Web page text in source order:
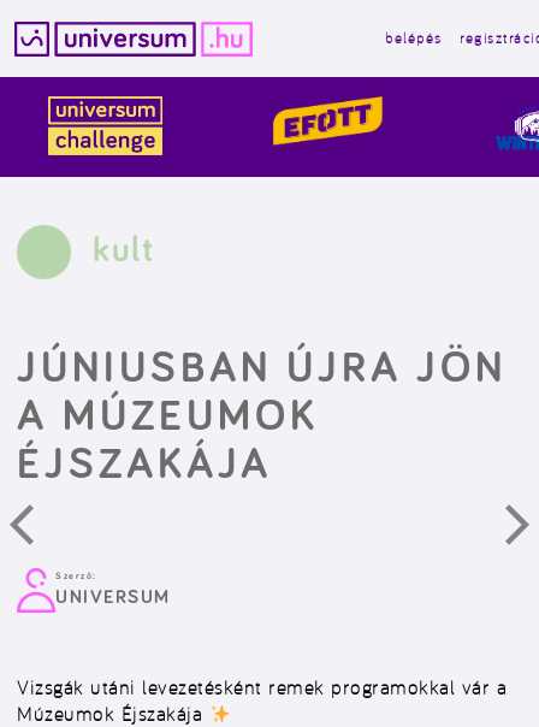
tartalomba
belépés
kult
JÚNIUSBAN ÚJRA JÖN
A MÚZEUMOK
ÉJSZAKÁJA
Szerző:
UNIVERSUM
Vizsgák utáni levezetésként remek programokkal vár a
Múzeumok Éjszakája